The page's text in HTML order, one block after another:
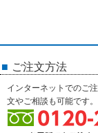
ご注文方法
インターネットでのご
文やご相談も可能です。